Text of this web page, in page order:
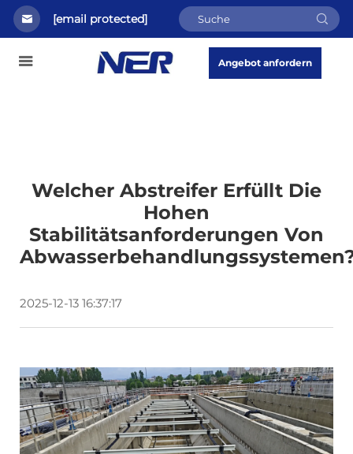
[email protected]
Angebot anfordern
Welcher Abstreifer Erfüllt Die
Hohen
Stabilitätsanforderungen Von
2025-12-13 16:37:17